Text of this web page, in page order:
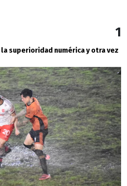
1
superioridad numérica y otra vez